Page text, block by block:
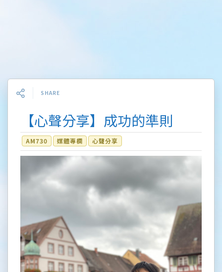
SHARE
【心聲分享】成功的準則
AM730 媒體專欄 心聲分享